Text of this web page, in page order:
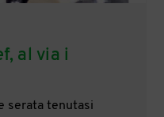
al via i
serata tenutasi